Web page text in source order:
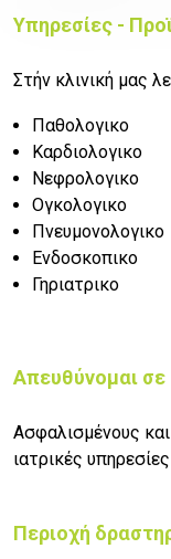
Υπηρεσίες -
Στήν κλινική μας
Παθολογικο
Καρδιολογικο
Νεφρολογικο
Ογκολογικο
Πνευμονολογικο
Ενδοσκοπικο
Γηριατρικο
Απευθύνομαι σε
Ασφαλισμένους
ιατρικές
Περιοχή